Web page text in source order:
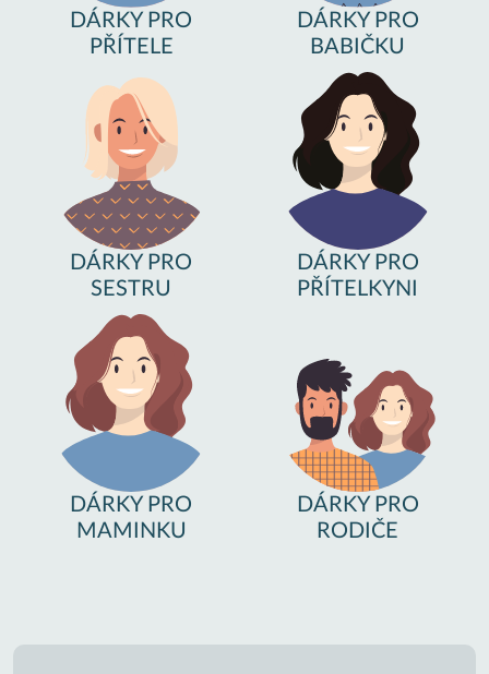
DÁRKY PRO
PŘÍTELE
DÁRKY PRO
BABIČKU
DÁRKY PRO
SESTRU
DÁRKY PRO
PŘÍTELKYNI
DÁRKY PRO
MAMINKU
DÁRKY PRO
RODIČE